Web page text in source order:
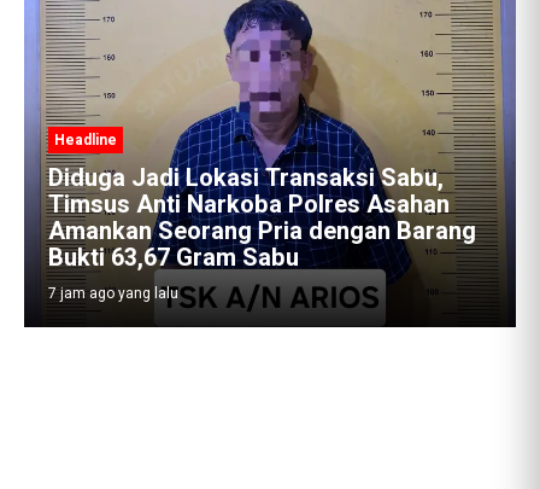
Headline
Satres Narkoba Polres Asahan
Amankan Pria Pengedar Sabu, Sita
19,60 Gram Barang Bukti
7 jam ago yang lalu